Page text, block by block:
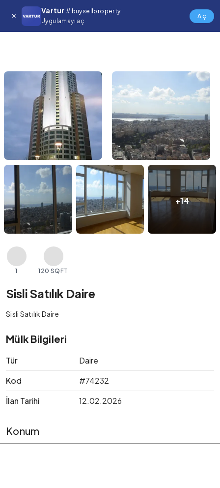
Vartur # buysellproperty
Uygulamayı aç
Aç
+14
1 120 SQFT
Sisli Satılık Daire
Sisli Satılık Daire
Mülk Bilgileri
Tür
Daire
Kod
#74232
İlan Tarihi
12.02.2026
Konum